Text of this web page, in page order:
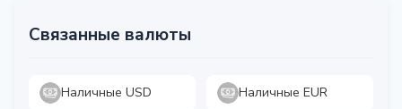
Связанные валюты
Наличные USD Наличные EUR